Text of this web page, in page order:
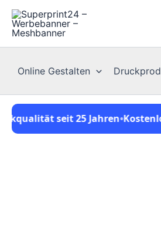
Zum
Inhalt
springen
Online Gestalten
seit 25 Jahren•Kostenlose